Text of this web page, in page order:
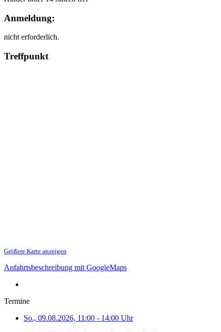
Anmeldung:
nicht erforderlich.
Treffpunkt
Größere Karte anzeigen
Anfahrtsbeschreibung mit GoogleMaps
Termine
So., 09.08.2026, 11:00 - 14:00 Uhr